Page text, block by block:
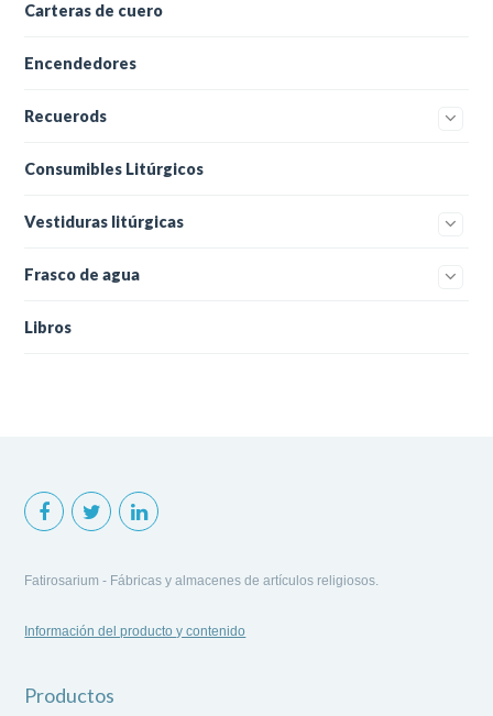
Carteras de cuero
Encendedores
Recuerods
Consumibles Litúrgicos
Vestiduras litúrgicas
Frasco de agua
Libros
Fatirosarium - Fábricas y almacenes de artículos religiosos.
Información del producto y contenido
Productos